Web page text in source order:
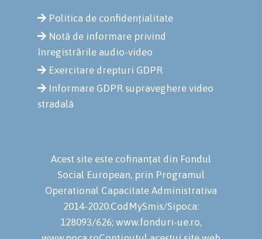
Politica de confidențialitate
Notă de informare privind
înregistrările audio-video
Exercitare drepturi GDPR
Informare GDPR supraveghere video
stradală
Acest site este cofinanțat din Fondul
Social European, prin Programul
Operational Capacitate Administrativa
2014-2020.CodMySmis/Sipoca:
128093/626; www.fonduri-ue.ro,